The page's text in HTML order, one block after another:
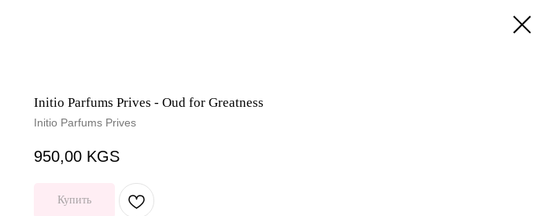
Initio Parfums Prives - Oud for Greatness
Initio Parfums Prives
950,00 KGS
Купить